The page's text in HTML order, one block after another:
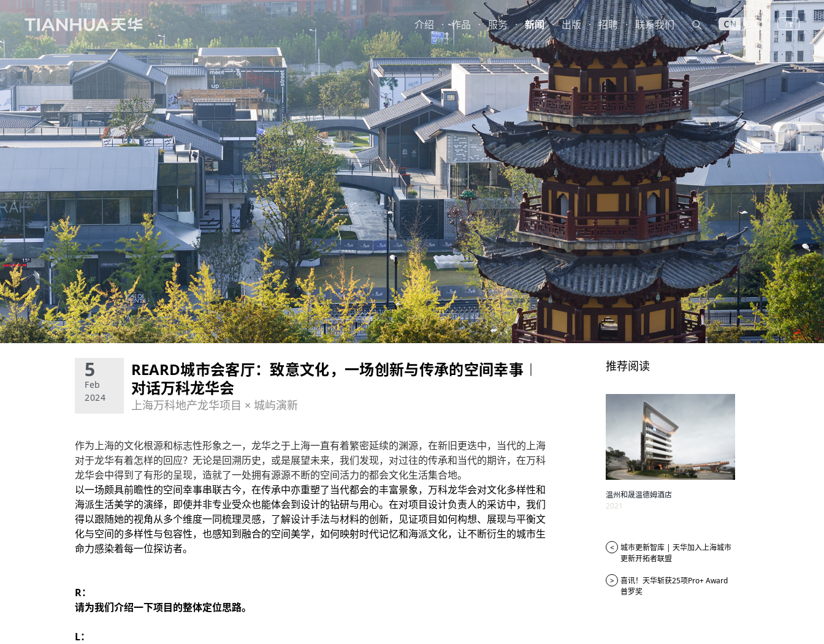
介绍 · 作品 · 服务 · 新闻 · 出版 · 招聘 · 联系我们
5
Feb
2024
REARD城市会客厅：致意文化，一场创新与传承的空间幸事︱
对话万科龙华会
上海万科地产龙华项目 × 城屿演新
作为上海的文化根源和标志性形象之一，龙华之于上海一直有着繁密延续的渊源，在新旧更迭中，当代的上海
对于龙华有着怎样的回应？无论是回溯历史，或是展望未来，我们发现，对过往的传承和当代的期许，在万科
龙华会中得到了有形的呈现，造就了一处拥有源源不断的空间活力的都会文化生活集合地。
以一场颇具前瞻性的空间幸事串联古今，在传承中亦重塑了当代都会的丰富景象，万科龙华会对文化多样性和
海派生活美学的演绎，即使并非专业受众也能体会到设计的钻研与用心。在对项目设计负责人的采访中，我们
得以跟随她的视角从多个维度一同梳理灵感，了解设计手法与材料的创新，见证项目如何构想、展现与平衡文
化与空间的多样性与包容性，也感知到融合的空间美学，如何映射时代记忆和海派文化，让不断衍生的城市生
命力感染着每一位探访者。
R：
请为我们介绍一下项目的整体定位思路。
L：
推荐阅读
温州和晟温德姆酒店
2021
<
城市更新智库 | 天华加入上海城市
更新开拓者联盟
>
喜讯！天华斩获25项Pro+ Award
普罗奖